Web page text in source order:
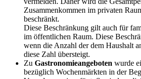
Zusammenkommen im privaten
beschränkt.
Diese Beschränkung gilt auch für
im öffentlichen Raum. Diese
wenn die Anzahl der dem Haushalt
diese Zahl übersteigt.
Zu Gastronomieangeboten wurde
bezüglich Wochenmärkten in der